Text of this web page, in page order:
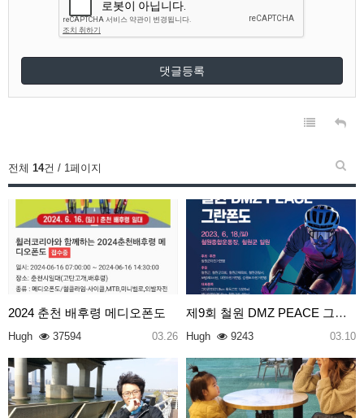
댓글등록
전체 14건 / 1페이지
2024 춘천 배후령 메디오폰도
Hugh 37594 03.26
제9회 철원 DMZ PEACE 그란폰도
Hugh 9243 03.10